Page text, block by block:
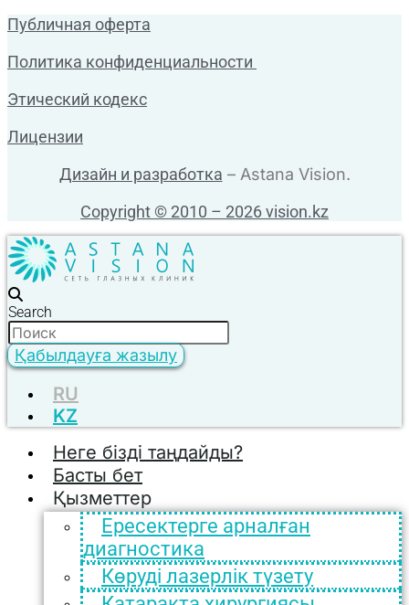
Публичная оферта
Политика конфиденциальности
Этический кодекс
Лицензии
Дизайн и разработка – Astana Vision.
Copyright © 2010 – 2026 vision.kz
Search
Қабылдауға жазылу
RU
KZ
Неге бізді таңдайды?
Басты бет
Қызметтер
Ересектерге арналған
диагностика
Көруді лазерлік түзету